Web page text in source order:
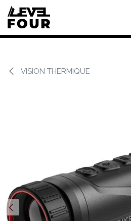
Se rendre au contenu
VISION THERMIQUE